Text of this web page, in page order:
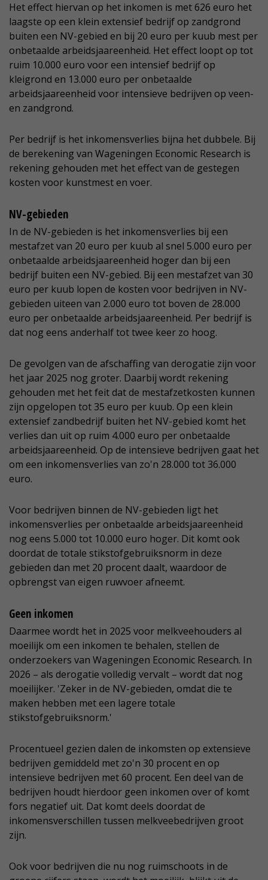
Het effect hiervan op het inkomen is met 626 euro het
laagste op een klein extensief bedrijf op zandgrond
buiten een NV-gebied en bij 20 euro per kuub mest per
onbetaalde arbeidsjaareenheid. Het effect loopt op tot
ruim 10.000 euro voor een intensief bedrijf op
kleigrond en 13.000 euro per onbetaalde
arbeidsjaareenheid voor intensieve bedrijven op veen-
en zandgrond.
Per bedrijf is het inkomensverlies bijna het dubbele. Bij
de berekening van Wageningen Economic Research is
rekening gehouden met het effect van de gestegen
kosten voor kunstmest en voer.
NV-gebieden
In de NV-gebieden is het inkomensverlies bij een
mestafzet van 20 euro per kuub al snel 5.000 euro per
onbetaalde arbeidsjaareenheid hoger dan bij een
bedrijf buiten een NV-gebied. Bij een mestafzet van 30
euro per kuub lopen de kosten voor bedrijven in NV-
gebieden uiteen van 2.000 euro tot boven de 28.000
euro per onbetaalde arbeidsjaareenheid. Per bedrijf is
dat nog eens anderhalf tot twee keer zo hoog.
De gevolgen van de afschaffing van derogatie zijn voor
het jaar 2025 nog groter. Daarbij wordt rekening
gehouden met het feit dat de mestafzetkosten kunnen
zijn opgelopen tot 35 euro per kuub. Op een klein
extensief zandbedrijf buiten het NV-gebied komt het
verlies dan uit op ruim 4.000 euro per onbetaalde
arbeidsjaareenheid. Op de intensieve bedrijven gaat het
om een inkomensverlies van zo'n 28.000 tot 36.000
euro.
Voor bedrijven binnen de NV-gebieden ligt het
inkomensverlies per onbetaalde arbeidsjaareenheid
nog eens 5.000 tot 10.000 euro hoger. Dit komt ook
doordat de totale stikstofgebruiksnorm in deze
gebieden dan met 20 procent daalt, waardoor de
opbrengst van eigen ruwvoer afneemt.
Geen inkomen
Daarmee wordt het in 2025 voor melkveehouders al
moeilijk om een inkomen te behalen, stellen de
onderzoekers van Wageningen Economic Research. In
2026 – als derogatie volledig vervalt – wordt dat nog
moeilijker. 'Zeker in de NV-gebieden, omdat die te
maken hebben met een lagere totale
stikstofgebruiksnorm.'
Procentueel gezien dalen de inkomsten op extensieve
bedrijven gemiddeld met zo'n 30 procent en op
intensieve bedrijven met 60 procent. Een deel van de
bedrijven houdt hierdoor geen inkomen over of komt
fors negatief uit. Dat komt deels doordat de
inkomensverschillen tussen melkveebedrijven groot
zijn.
Ook voor bedrijven die nu nog ruimschoots in de